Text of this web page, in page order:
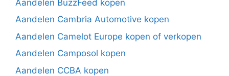
Aandelen BuzzFeed kopen
Aandelen Cambria Automotive kopen
Aandelen Camelot Europe kopen of verkopen
Aandelen Camposol kopen
Aandelen CCBA kopen